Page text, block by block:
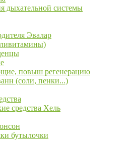
дыхательной системы
Эвалар
повыш регенерацию
(соли, пенки...)
средства Хель
бутылочки